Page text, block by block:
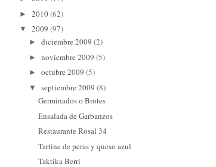
► 2010(62)
▼ 2009 (97)
► diciembre 2009 (2)
► noviembre 2009 (5)
► octubre 2009 (5)
▼ septiembre 2009 (8)
Germinados o Brotes
Ensalada de Garbanzos
Restaurante Rosal 34
Tartine de peras y queso azul
Taktika Berri